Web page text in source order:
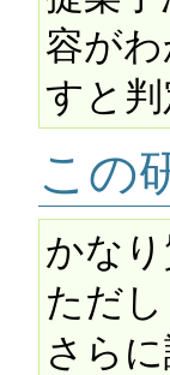
容が
この
かなり
ただ
さら